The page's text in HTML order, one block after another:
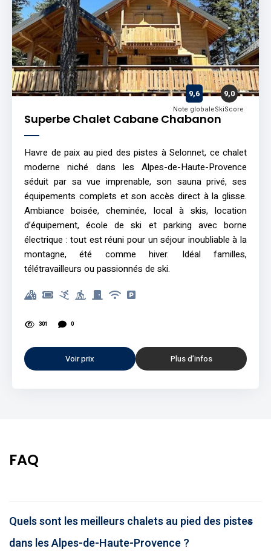
Superbe Chalet Cabane Chabanon
9,6
Note globale
9,0
SkiScore
Havre de paix au pied des pistes à Selonnet, ce chalet
moderne niché dans les Alpes-de-Haute-Provence
séduit par sa vue imprenable, son sauna privé, ses
équipements complets et son accès direct à la glisse.
Ambiance boisée, cheminée, local à skis, location
d’équipement, école de ski et parking avec borne
électrique : tout est réuni pour un séjour inoubliable à la
montagne, été comme hiver. Idéal familles,
télétravailleurs ou passionnés de ski.
301 0
Voir prix Plus d’infos
FAQ
Quels sont les meilleurs chalets au pied des pistes
dans les Alpes-de-Haute-Provence ?